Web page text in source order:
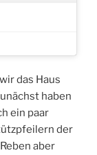
das Haus
haben
ein paar
der
aber